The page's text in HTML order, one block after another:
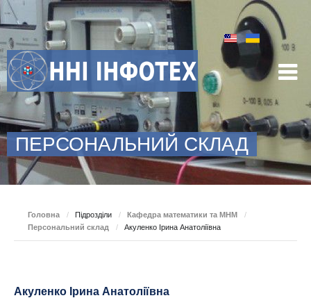
ПЕРСОНАЛЬНИЙ СКЛАД
Головна / Підрозділи / Кафедра математики та МНМ
/
Персональний склад
/ Акуленко Ірина Анатоліївна
Акуленко Ірина Анатоліївна